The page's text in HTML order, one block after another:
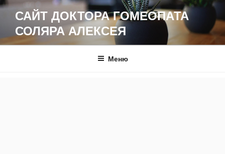
Перейти
содержимому
САЙТ ДОКТОРА ГОМЕОПАТА
СОЛЯРА АЛЕКСЕЯ
Меню